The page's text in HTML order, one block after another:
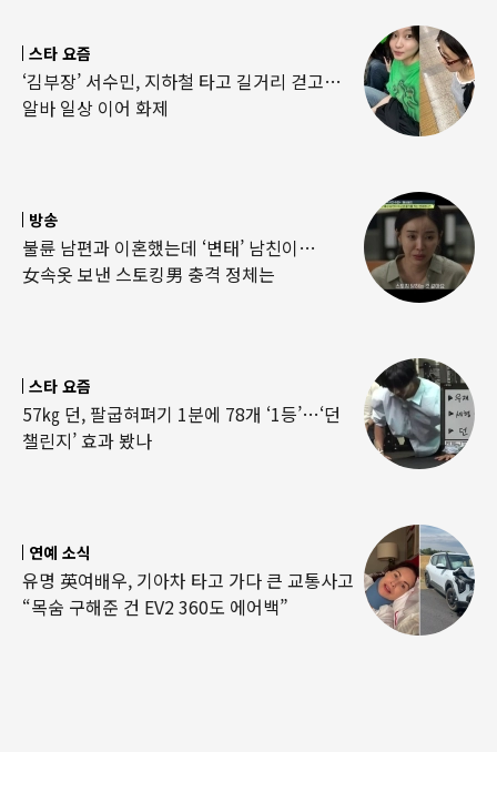
스타 요즘
‘김부장’ 서수민, 지하철 타고 길거리 걷고…
알바 일상 이어 화제
방송
불륜 남편과 이혼했는데 ‘변태’ 남친이…
女속옷 보낸 스토킹男 충격 정체는
스타 요즘
57㎏ 던, 팔굽혀펴기 1분에 78개 ‘1등’…‘던
챌린지’ 효과 봤나
연예 소식
유명 英여배우, 기아차 타고 가다 큰 교통사고
“목숨 구해준 건 EV2 360도 에어백”